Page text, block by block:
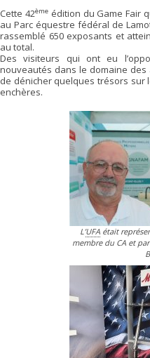
Cette 42èmeédition du Game Fair
au Parc équestre fédéral de
rassemblé 650 exposants et
au total.
Des visiteurs qui ont eu
nouveautés dans le domaine
de dénicher quelques trésors sur
enchères.
L’UFAétait
membre du CA et